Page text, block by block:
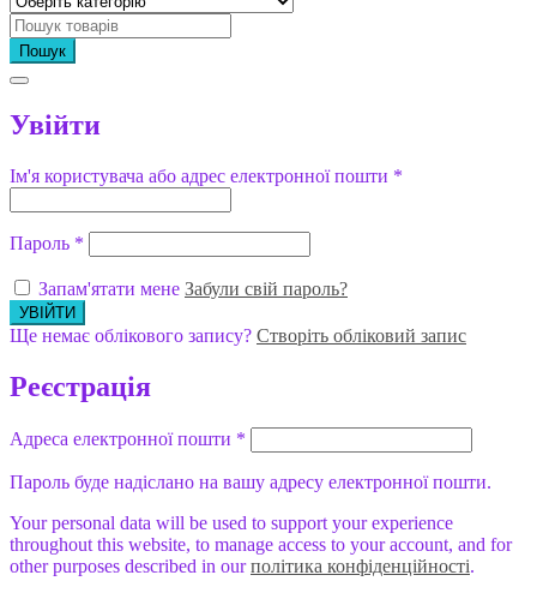
Пошук
Увійти
Ім'я користувача або адрес електронної пошти *
Пароль *
Запам'ятати мене Забули свій пароль?
Ще немає облікового запису? Створіть обліковий запис
Реєстрація
Адреса електронної пошти *
Пароль буде надіслано на вашу адресу електронної пошти.
Your personal data will be used to support your experience
throughout this website, to manage access to your account, and for
other purposes described in ourполітика конфіденційності.